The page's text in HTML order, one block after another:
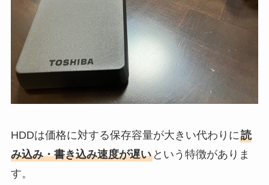
HDDは価格に対する保存容量が大きい代わりに読
み込み・書き込み速度が遅いという特徴がありま
す。